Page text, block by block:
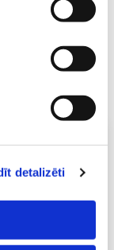
detalizēti
ZOOM.US